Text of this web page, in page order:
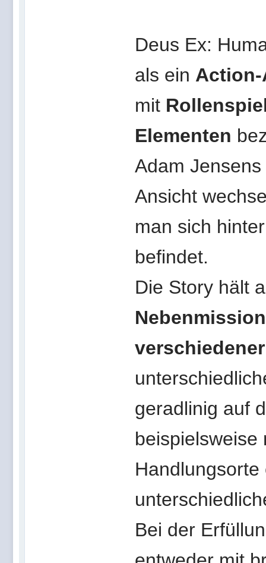
Deus Ex:
als ein
mit
Elementen
Adam
Ansicht
man sich
befindet.
Die Story hält
geradlinig auf
beispielsweise
Bei der